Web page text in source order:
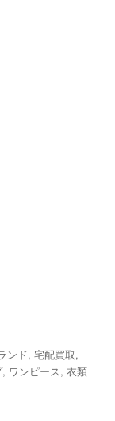
ンド,宅配買取,
, ワンピース,衣類